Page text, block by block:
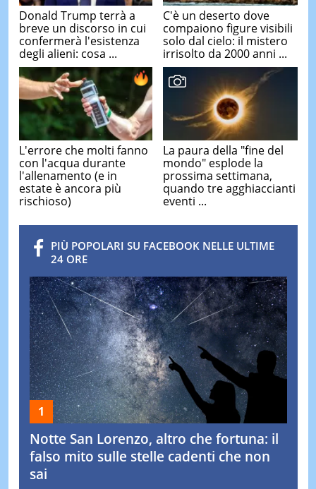
Donald Trump terrà a
breve un discorso in cui
confermerà l'esistenza
degli alieni: cosa ...
C'è un deserto dove
compaiono figure visibili
solo dal cielo: il mistero
irrisolto da 2000 anni ...
L'errore che molti fanno
con l'acqua durante
l'allenamento (e in
estate è ancora più
rischioso)
La paura della "fine del
mondo" esplode la
prossima settimana,
quando tre agghiaccianti
eventi ...
PIÙ POPOLARI SU FACEBOOK NELLE ULTIME
24 ORE
Notte San Lorenzo, altro che fortuna: il
falso mito sulle stelle cadenti che non
sai